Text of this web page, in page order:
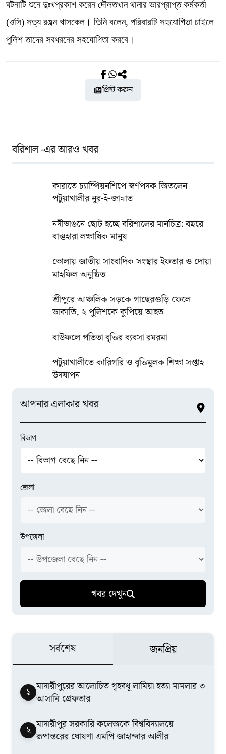
ঘটনাটি শুনে দুঃখপ্রকাশ করেন দৌলতখান থানার ভারপ্রাপ্ত কর্মকর্তা
(ওসি) সত্য রঞ্জন খাসকেল। তিনি বলেন, পরিবারটি সহযোগিতা চাইলে
পুলিশ তাদের সবধরনের সহযোগিতা করবে।
প্রিন্ট করুন
বরিশাল -এর আরও খবর
কারাতে চ্যাম্পিয়নশিপে স্বর্ণপদক জিতলেন
পটুয়াখালীর নুর-ই-জান্নাত
নদীভাঙনে ছোট হচ্ছে বরিশালের মানচিত্র: বছরে
বাস্তুহারা লক্ষাধিক মানুষ
ভোলায় জাতীয় সাংবাদিক সংস্থার ইফতার ও দোয়া
মাহফিল অনুষ্ঠিত
শ্রীপুরে আঞ্চলিক সড়কে গাছেরগুড়ি ফেলে
ডাকাতি, ২ পুলিশকে কুপিয়ে আহত
বাউফলে পতিতা বৃত্তির ব্যবসা রমরমা
পটুয়াখালীতে কারিগরি ও বৃত্তিমূলক শিক্ষা সপ্তাহ
উদযাপন
আপনার এলাকার খবর
বিভাগ
জেলা
উপজেলা
খবর দেখুন
সর্বশেষ জনপ্রিয়
১ মাদারীপুরের আলোচিত গৃহবধূ লামিয়া হত্যা মামলার ৩
আসামি গ্রেফতার
২ মাদারীপুর সরকারি কলেজকে বিশ্ববিদ্যালয়ে
রূপান্তরের ঘোষণা এমপি জাহান্দার আলীর